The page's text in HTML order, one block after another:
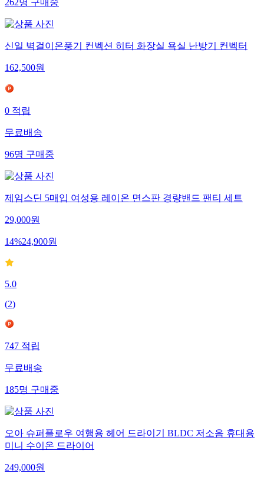
262명구매중
신일 벽걸이온풍기 컨벡션 히터 화장실 욕실 난방기 컨벡터
162,500원
0적립
무료배송
96명구매중
제임스딘 5매입 여성용 레이온 면스판 경량밴드 팬티 세트
29,000원
14%24,900원
5.0
(2)
747적립
무료배송
185명구매중
오아 슈퍼플로우 여행용 헤어 드라이기 BLDC 저소음 휴대용
미니 수이온 드라이어
249,000원